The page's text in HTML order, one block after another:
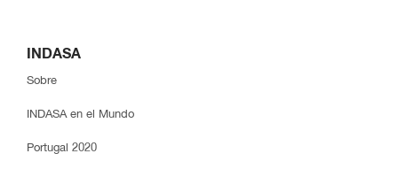
INDASA
Sobre
INDASA en el Mundo
Portugal 2020